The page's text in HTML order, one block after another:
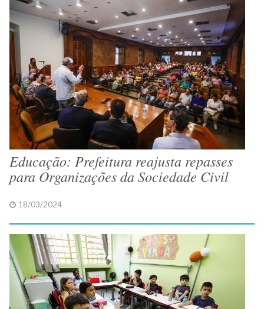
Educação: Prefeitura reajusta repasses
para Organizações da Sociedade Civil
18/03/2024